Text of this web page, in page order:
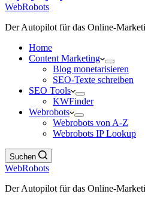
WebRobots
Der Autopilot für das Online-
Home
Content Marketing
Blog monetarisieren
SEO-Texte schreiben
SEO Tools
KWFinder
Webrobots
Webrobots von A-Z
Webrobots IP Lookup
Suchen
WebRobots
Der Autopilot für das Online-